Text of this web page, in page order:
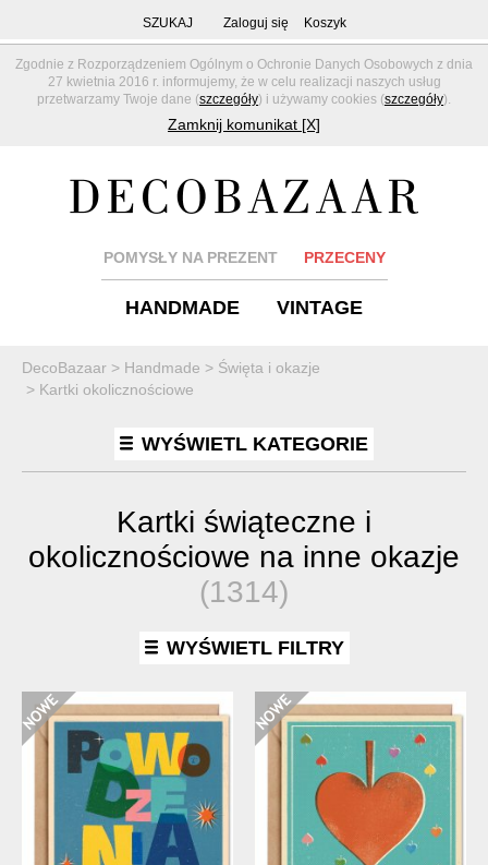
Zgodnie z Rozporządzeniem Ogólnym o Ochronie Danych Osobowych z dnia
27 kwietnia 2016 r. informujemy, że w celu realizacji naszych usług
przetwarzamy Twoje dane (szczegóły) i używamy cookies (szczegóły).
Zamknij komunikat [X]
SZUKAJ Zaloguj się Koszyk
POMYSŁY NA PREZENT PRZECENY
HANDMADE VINTAGE
DecoBazaar > Handmade > Święta i okazje
> Kartki okolicznościowe
WYŚWIETL KATEGORIE
Kartki świąteczne i
okolicznościowe na inne okazje
(1314)
WYŚWIETL FILTRY